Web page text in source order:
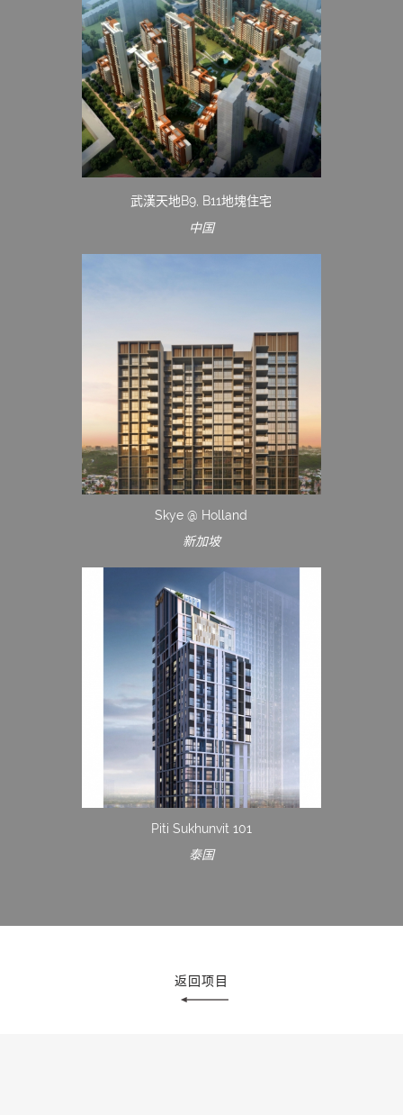
武漢天地B9, B11地塊住宅
中国
Skye @ Holland
新加坡
Piti Sukhunvit 101
泰国
返回项目